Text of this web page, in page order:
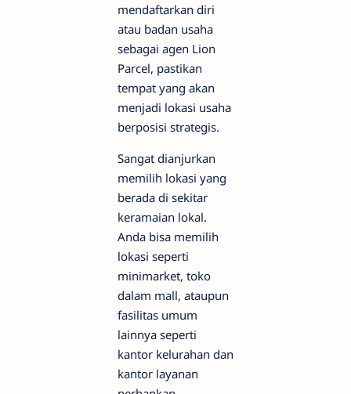
mendaftarkan diri
atau badan usaha
sebagai agen Lion
Parcel, pastikan
tempat yang akan
menjadi lokasi usaha
berposisi strategis.
Sangat dianjurkan
memilih lokasi yang
berada di sekitar
keramaian lokal.
Anda bisa memilih
lokasi seperti
minimarket, toko
dalam mall, ataupun
fasilitas umum
lainnya seperti
kantor kelurahan dan
kantor layanan